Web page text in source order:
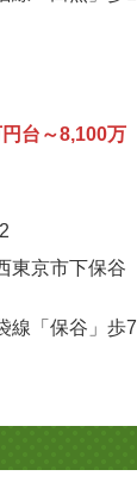
台～8,100万
2
東京市下保谷
線「保谷」歩7